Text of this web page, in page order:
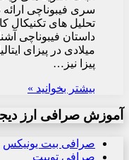
سری فیبوناچی
تحلیل های تکنیکال
میلادی در پیزای
پیزا نیز…
بیشتر بخوانید »
آموزش صرافی ارز
صرافی بیت یونیکس
صرافی توبیت